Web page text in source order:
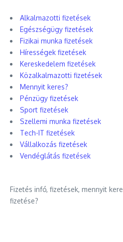
Alkalmazotti fizetések
Egészségügy fizetések
Fizikai munka fizetések
Hírességek fizetések
Kereskedelem fizetések
Közalkalmazotti fizetések
Mennyit keres?
Pénzügy fizetések
Sport fizetések
Szellemi munka fizetések
Tech-IT fizetések
Vállalkozás fizetések
Vendéglátás fizetések
Fizetés infó, fizetések, mennyit
fizetése?